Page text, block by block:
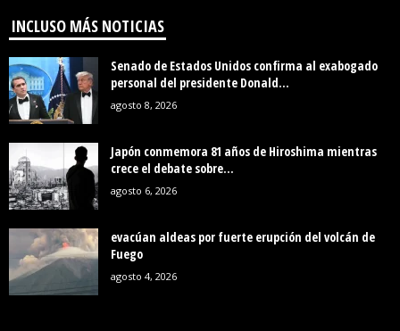
INCLUSO MÁS NOTICIAS
Senado de Estados Unidos confirma al exabogado
personal del presidente Donald...
agosto 8, 2026
Japón conmemora 81 años de Hiroshima mientras
crece el debate sobre...
agosto 6, 2026
evacúan aldeas por fuerte erupción del volcán de
Fuego
agosto 4, 2026